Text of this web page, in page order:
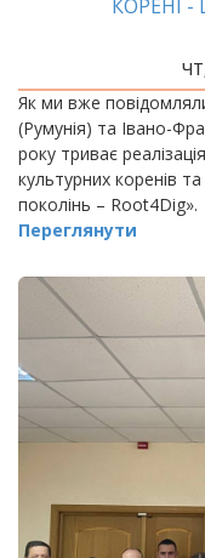
КОРЕНІ
Як ми вже
(Румунія) та Івано-
року триває
культурних коренів
поколінь – Root4Dig».
Переглянути